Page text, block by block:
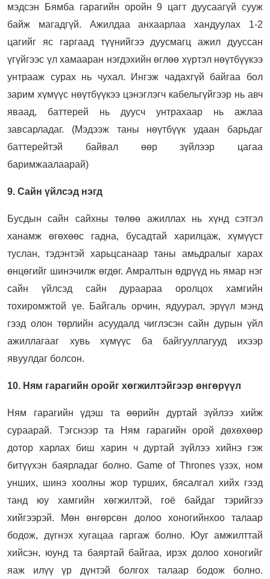
мэдсэн Бямба гарагийн оройн 9 цагт дуусаагүй сууж
байж магадгүй. Ажилдаа анхаарлаа хандуулах 1-2
цагийг яс гаргаад түүнийгээ дуусмагц ажил дууссан
үгүйгээс үл хамааран нэгдэхийн өглөө хүртэл нөүтбүүкээ
унтрааж сурах нь чухал. Ингэж чадахгүй байгаа бол
зарим хүмүүс нөүтбүүкээ цэнэглэгч кабельгүйгээр нь авч
яваад, баттерей нь дуусч унтрахаар нь ажлаа
завсарладаг. (Мэдээж таны нөүтбүүк удаан барьдаг
баттерейтэй байвал өөр зүйлээр цагаа
баримжаалаарай)
9. Сайн үйлсэд нэгд
Бусдын сайн сайхны төлөө ажиллах нь хүнд сэтгэл
ханамж өгөхөөс гадна, бусадтай харилцаж, хүмүүст
туслан, тэдэнтэй харьцсанаар таны амьдралыг харах
өнцөгийг шинэчилж өгдөг. Амралтын өдрүүд нь ямар нэг
сайн үйлсэд сайн дураараа оролцох хамгийн
тохиромжтой үе. Байгаль орчин, ядуурал, эрүүл мэнд
гээд олон төрлийн асуудалд чиглэсэн сайн дурын үйл
ажиллагааг хувь хүмүүс ба байгууллагууд ихээр
явуулдаг болсон.
10. Ням гарагийн оройг хөгжилтэйгээр өнгөрүүл
Ням гарагийн үдэш та өөрийн дуртай зүйлээ хийж
сураарай. Тэгснээр та Ням гарагийн орой дөхөхөөр
дотор харлах биш харин ч дуртай зүйлээ хийнэ гэж
битүүхэн баярладаг болно. Game of Thrones үзэх, ном
унших, шинэ хоолны жор турших, бясалгал хийх гээд
танд юу хамгийн хөгжилтэй, гоё байдаг тэрийгээ
хийгээрэй. Мөн өнгөрсөн долоо хоногийнхоо талаар
бодож, дүгнэх хугацаа гаргаж болно. Юуг амжилттай
хийсэн, юунд та баяртай байгаа, ирэх долоо хоногийг
яаж илүү үр дүнтэй болгох талаар бодож болно.